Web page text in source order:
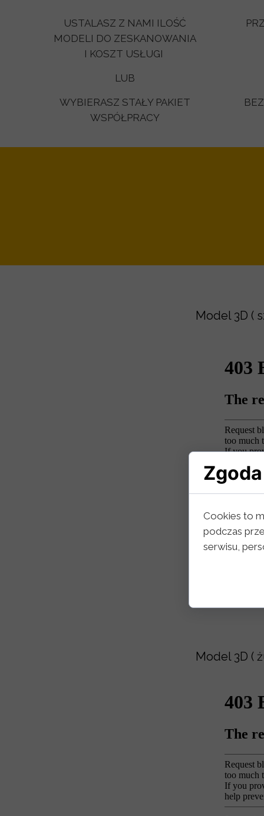
Model 3D (
Model 3D (
USTALASZ Z NAMI ILOŚĆ
MODELI DO ZESKANOWANIA
I KOSZT USŁUGI
LUB
WYBIERASZ STAŁY PAKIET
WSPÓŁPRACY
Cookies to
podczas
serwisu,